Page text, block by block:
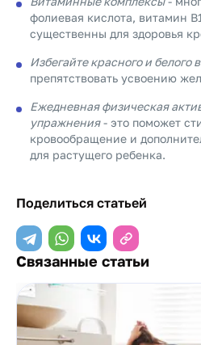
фолиевая кислота, витамин
существенны для здоровья
Избегайте красного и белого
препятствовать усвоению
Ежедневная физическая
упражнения- это поможет
кровообращение и
для растущего ребенка.
Поделиться статьей
Связанные статьи